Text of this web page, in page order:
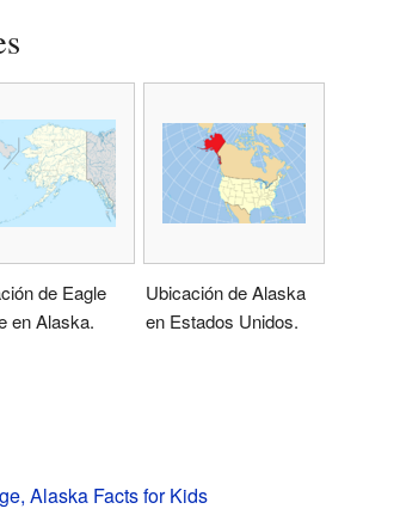
de Eagle
en Alaska.
Ubicación de Alaska
en Estados Unidos.
Alaska Facts for Kids